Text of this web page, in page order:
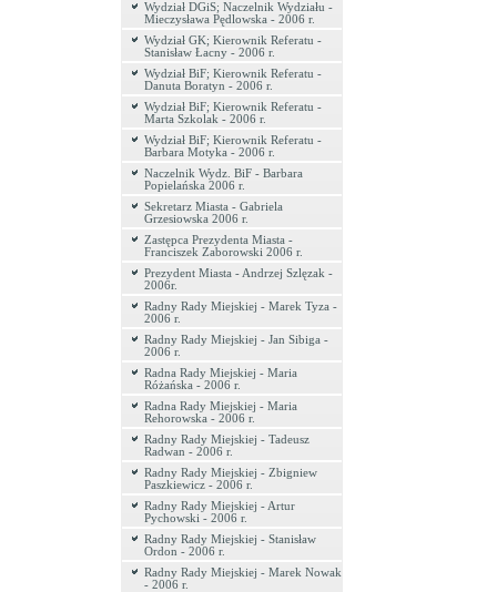
Wydział DGiS; Naczelnik Wydziału -
Mieczysława Pędlowska - 2006 r.
Wydział GK; Kierownik Referatu -
Stanisław Łacny - 2006 r.
Wydział BiF; Kierownik Referatu -
Danuta Boratyn - 2006 r.
Wydział BiF; Kierownik Referatu -
Marta Szkolak - 2006 r.
Wydział BiF; Kierownik Referatu -
Barbara Motyka - 2006 r.
Naczelnik Wydz. BiF - Barbara
Popielańska 2006 r.
Sekretarz Miasta - Gabriela
Grzesiowska 2006 r.
Zastępca Prezydenta Miasta -
Franciszek Zaborowski 2006 r.
Prezydent Miasta - Andrzej Szlęzak -
2006r.
Radny Rady Miejskiej - Marek Tyza -
2006 r.
Radny Rady Miejskiej - Jan Sibiga -
2006 r.
Radna Rady Miejskiej - Maria
Różańska - 2006 r.
Radna Rady Miejskiej - Maria
Rehorowska - 2006 r.
Radny Rady Miejskiej - Tadeusz
Radwan - 2006 r.
Radny Rady Miejskiej - Zbigniew
Paszkiewicz - 2006 r.
Radny Rady Miejskiej - Artur
Pychowski - 2006 r.
Radny Rady Miejskiej - Stanisław
Ordon - 2006 r.
Radny Rady Miejskiej - Marek Nowak
- 2006 r.